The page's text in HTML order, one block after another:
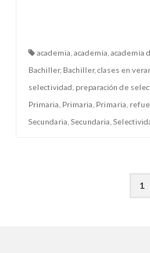
academia academia academia
Bachiller, Bachiller, clases en
selectividad preparación de
Primaria Primaria Primaria
Secundaria Secundaria
1